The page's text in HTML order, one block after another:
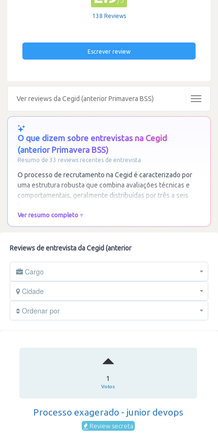
138 Reviews
Escrever review
Ver reviews da Cegid (anterior Primavera BSS)
Toggle
O que dizem sobre entrevistas na Cegid
(anterior Primavera BSS)
Resumo de 33 reviews recentes de entrevista
O processo de recrutamento na Cegid é caracterizado por
uma estrutura robusta que combina avaliações técnicas e
comportamentais, geralmente distribuídas por três a seis
fases. Os candidatos destacam um
Ver resumo completo
Reviews de entrevista da Cegid (anterior
Cargo
Cidade
Ordenar por
1
Votos
Processo exagerado - junior devops
Review secreta